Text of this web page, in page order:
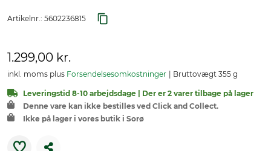
Artikelnr.: 5602236815
1.299,00 kr.
inkl. moms plus Forsendelsesomkostninger Bruttovægt 355 g
Leveringstid 8-10 arbejdsdage | Der er 2 varer tilbage på lager
Denne vare kan ikke bestilles ved Click and Collect.
Ikke på lager i vores butik i Sorø